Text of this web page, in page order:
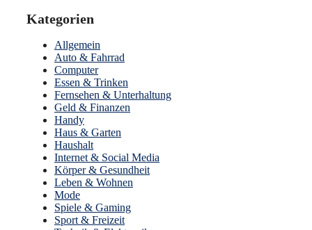
Kategorien
Allgemein
Auto & Fahrrad
Computer
Essen & Trinken
Fernsehen & Unterhaltung
Geld & Finanzen
Handy
Haus & Garten
Haushalt
Internet & Social Media
Körper & Gesundheit
Leben & Wohnen
Mode
Spiele & Gaming
Sport & Freizeit